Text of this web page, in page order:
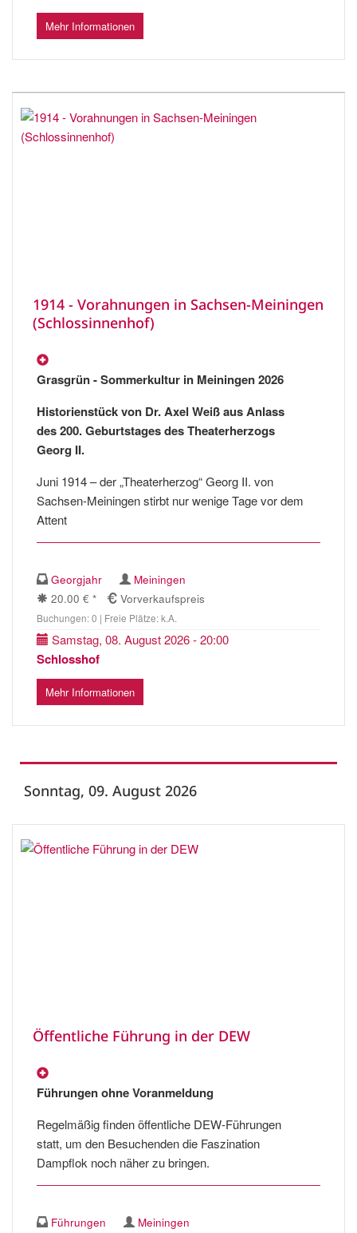
Mehr Informationen
1914 - Vorahnungen in Sachsen-Meiningen
(Schlossinnenhof)
Grasgrün - Sommerkultur in Meiningen 2026
Historienstück von Dr. Axel Weiß aus Anlass
des 200. Geburtstages des Theaterherzogs
Georg II.
Juni 1914 – der „Theaterherzog“ Georg II. von
Sachsen-Meiningen stirbt nur wenige Tage vor dem
Attent
Georgjahr
Meiningen
20.00 € *
Vorverkaufspreis
Buchungen: 0 | Freie Plätze: k.A.
Samstag, 08. August 2026 - 20:00
Schlosshof
Mehr Informationen
Sonntag, 09. August 2026
Öffentliche Führung in der DEW
Führungen ohne Voranmeldung
Regelmäßig finden öffentliche DEW-Führungen
statt, um den Besuchenden die Faszination
Dampflok noch näher zu bringen.
Führungen
Meiningen